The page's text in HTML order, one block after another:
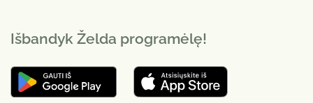
Išbandyk Želda programėlę!